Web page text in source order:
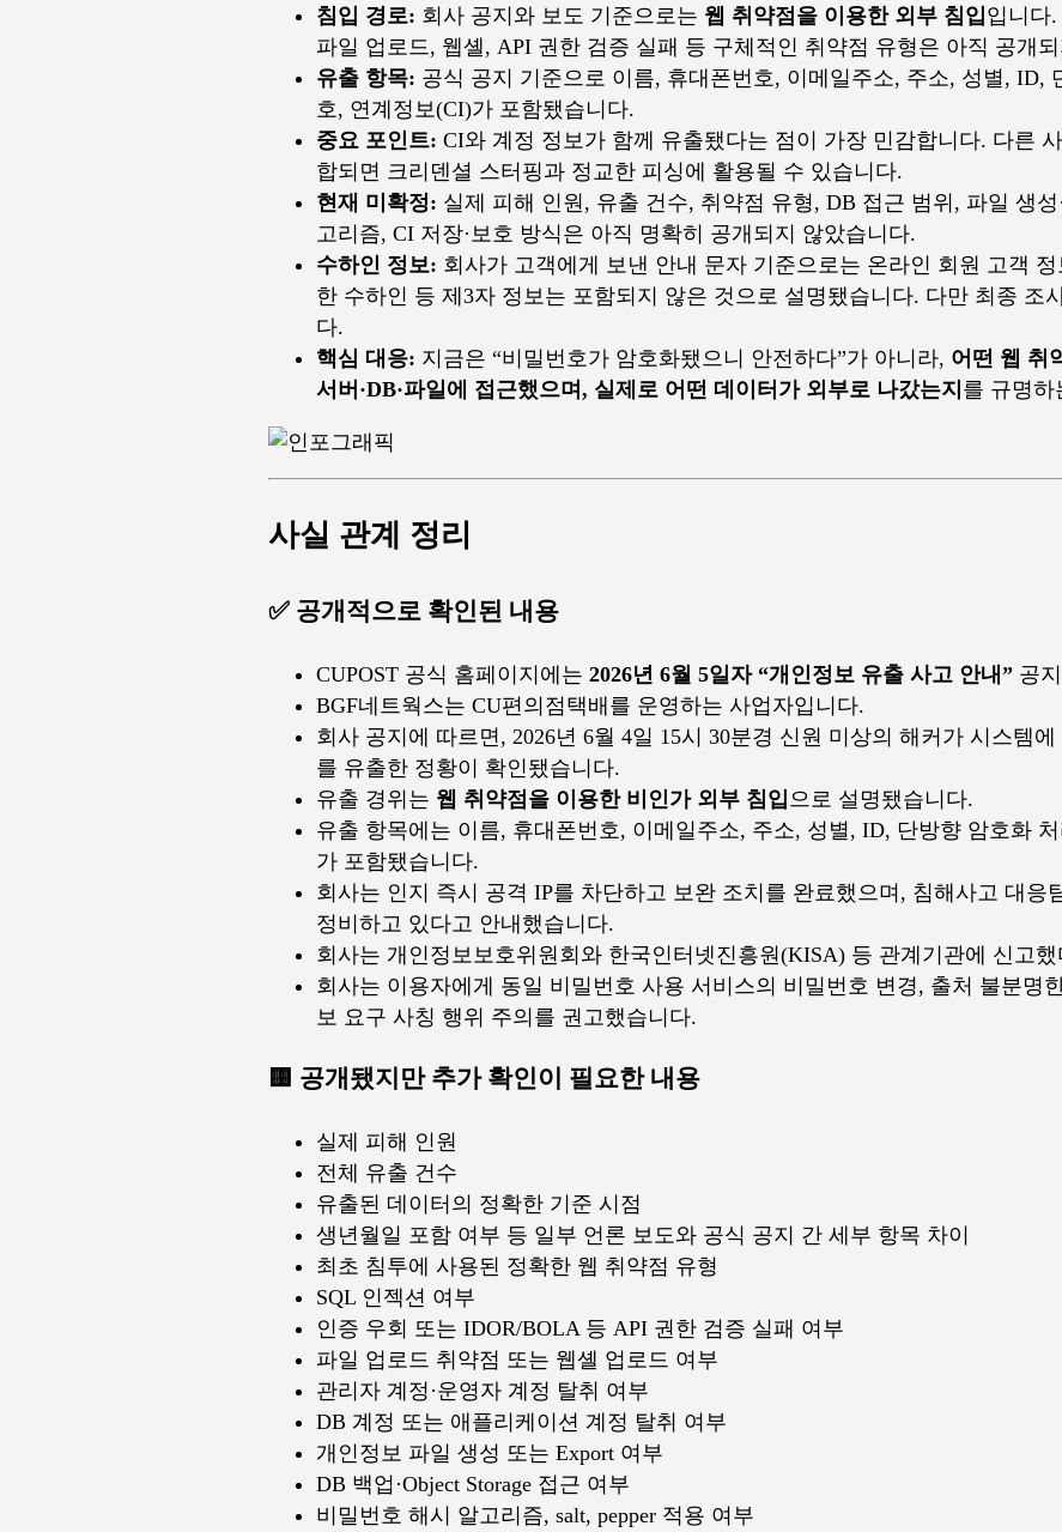
침입 경로: 회사 공지와 보도 기준으로는 웹 취약점을 이용한 외부 침입입니다
파일 업로드, 웹셸, API 권한 검증 실패 등 구체적인 취약점 유형은 아직 공개
유출 항목: 공식 공지 기준으로 이름, 휴대폰번호, 이메일주소, 주소, 성별, ID,
호, 연계정보(CI)가 포함됐습니다.
중요 포인트: CI와 계정 정보가 함께 유출됐다는 점이 가장 민감합니다. 다른
합되면 크리덴셜 스터핑과 정교한 피싱에 활용될 수 있습니다.
현재 미확정: 실제 피해 인원, 유출 건수, 취약점 유형, DB 접근 범위, 파일 생
고리즘, CI 저장·보호 방식은 아직 명확히 공개되지 않았습니다.
수하인 정보: 회사가 고객에게 보낸 안내 문자 기준으로는 온라인 회원 고객
한 수하인 등 제3자 정보는 포함되지 않은 것으로 설명됐습니다. 다만 최종 조
다.
핵심 대응: 지금은 “비밀번호가 암호화됐으니 안전하다”가 아니라, 어떤 웹 취
서버·DB·파일에 접근했으며, 실제로 어떤 데이터가 외부로 나갔는지 를 규명하
사실 관계 정리
✅ 공개적으로 확인된 내용
CUPOST 공식 홈페이지에는 2026년 6월 5일자 “개인정보 유출 사고 안내” 공
BGF네트웍스는 CU편의점택배를 운영하는 사업자입니다.
회사 공지에 따르면, 2026년 6월 4일 15시 30분경 신원 미상의 해커가 시스템
를 유출한 정황이 확인됐습니다.
유출 경위는 웹 취약점을 이용한 비인가 외부 침입 으로 설명됐습니다.
유출 항목에는 이름, 휴대폰번호, 이메일주소, 주소, 성별, ID, 단방향 암호화
가 포함됐습니다.
회사는 인지 즉시 공격 IP를 차단하고 보완 조치를 완료했으며, 침해사고 대응
정비하고 있다고 안내했습니다.
회사는 개인정보보호위원회와 한국인터넷진흥원(KISA) 등 관계기관에 신고
회사는 이용자에게 동일 비밀번호 사용 서비스의 비밀번호 변경, 출처 불분명
보 요구 사칭 행위 주의를 권고했습니다.
🟨 공개됐지만 추가 확인이 필요한 내용
실제 피해 인원
전체 유출 건수
유출된 데이터의 정확한 기준 시점
생년월일 포함 여부 등 일부 언론 보도와 공식 공지 간 세부 항목 차이
최초 침투에 사용된 정확한 웹 취약점 유형
SQL 인젝션 여부
인증 우회 또는 IDOR/BOLA 등 API 권한 검증 실패 여부
파일 업로드 취약점 또는 웹셸 업로드 여부
관리자 계정·운영자 계정 탈취 여부
DB 계정 또는 애플리케이션 계정 탈취 여부
개인정보 파일 생성 또는 Export 여부
DB 백업·Object Storage 접근 여부
비밀번호 해시 알고리즘, salt, pepper 적용 여부